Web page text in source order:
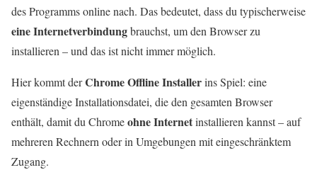
des Programms online nach. Das bedeutet, dass du typischerweise
eine Internetverbindungbrauchst, um den Browser zu
installieren – und das ist nicht immer möglich.
Hier kommt derChrome Offline Installerins Spiel: eine
eigenständige Installationsdatei, die den gesamten Browser
enthält, damit du Chromeohne Internetinstallieren kannst – auf
mehreren Rechnern oder in Umgebungen mit eingeschränktem
Zugang.